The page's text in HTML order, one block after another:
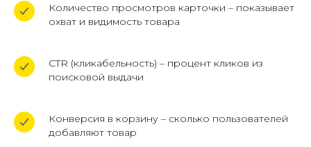
Количество просмотров карточки – показывает
охват и видимость товара
CTR (кликабельность) – процент кликов из
поисковой выдачи
Конверсия в корзину – сколько пользователей
добавляют товар